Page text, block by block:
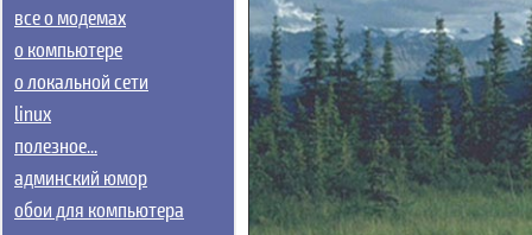
все о модемах
о компьютере
о локальной сети
linux
полезное...
админский юмор
обои для компьютера